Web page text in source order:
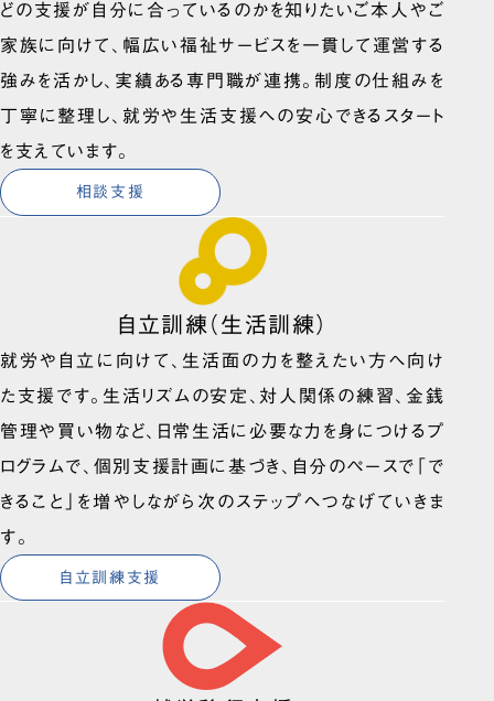
どの支援が自分に合っているのかを知りたいご本人やご
家族に向けて、幅広い福祉サービスを一貫して運営する
強みを活かし、実績ある専門職が連携。制度の仕組みを
丁寧に整理し、就労や生活支援への安心できるスタート
を支えています。
相談支援
自立訓練（生活訓練）
就労や自立に向けて、生活面の力を整えたい方へ向け
た支援です。生活リズムの安定、対人関係の練習、金銭
管理や買い物など、日常生活に必要な力を身につけるプ
ログラムで、個別支援計画に基づき、自分のペースで「で
きること」を増やしながら次のステップへつなげていきま
す。
自立訓練支援